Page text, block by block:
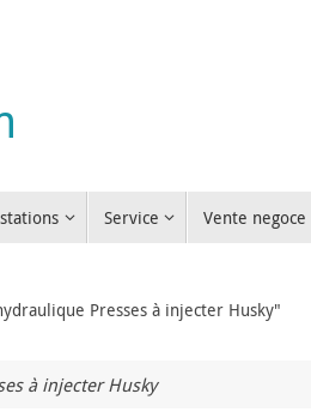
Service Vente negoce
Presses à injecter Husky"
à injecter Husky